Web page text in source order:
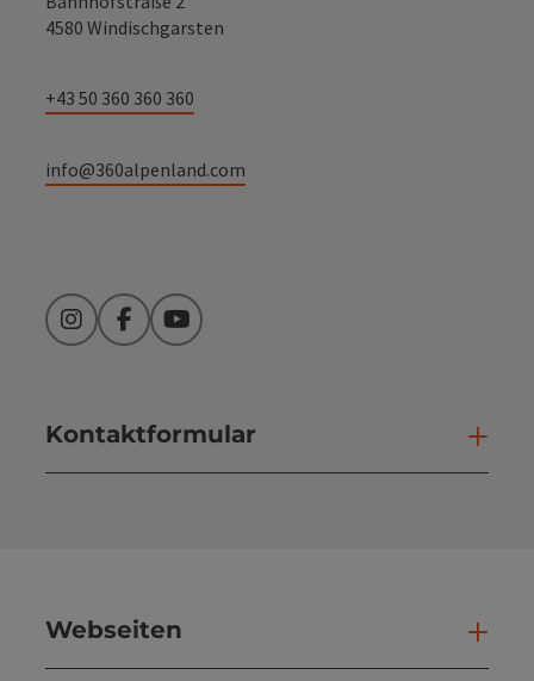
4580 Windischgarsten
+43 50 360 360 360
info@360alpenland.com
InstagramFacebookYouTube
Kontaktformular
Webseiten